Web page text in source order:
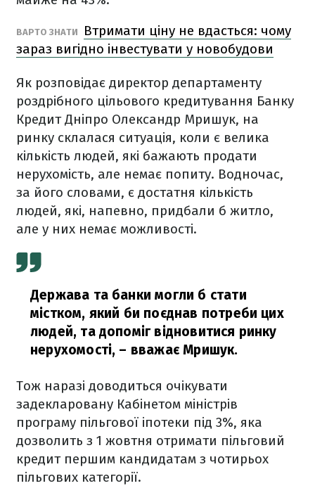
ВАРТО ЗНАТИ
Втримати ціну не вдасться: чому
зараз вигідно інвестувати у новобудови
Як розповідає директор департаменту
роздрібного цільового кредитування Банку
Кредит Дніпро Олександр Мришук, на
ринку склалася ситуація, коли є велика
кількість людей, які бажають продати
нерухомість, але немає попиту. Водночас,
за його словами, є достатня кількість
людей, які, напевно, придбали б житло,
але у них немає можливості.
Держава та банки могли б стати
містком, який би поєднав потреби цих
людей, та допоміг відновитися ринку
нерухомості, – вважає Мришук.
Тож наразі доводиться очікувати
задекларовану Кабінетом міністрів
програму пільгової іпотеки під 3%, яка
дозволить з 1 жовтня отримати пільговий
кредит першим кандидатам з чотирьох
пільгових категорії.